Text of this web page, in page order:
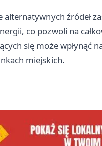
źródeł
co pozwoli na
się może wpłynąć
miejskich.